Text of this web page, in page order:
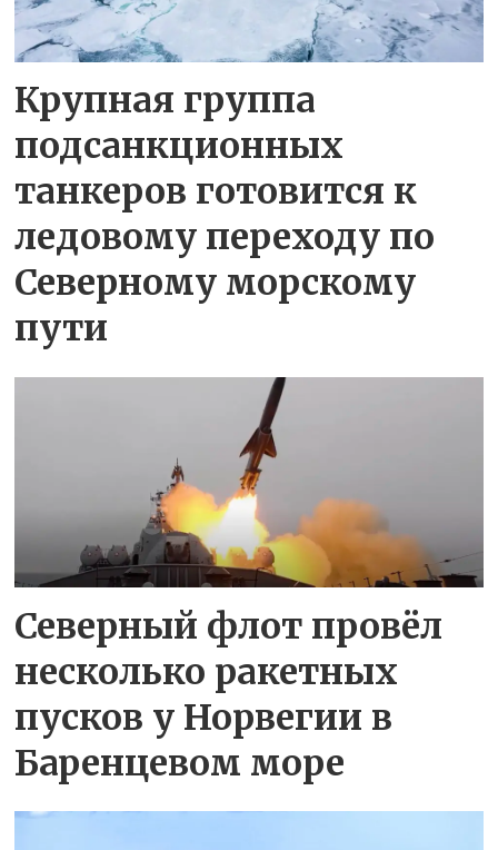
Крупная группа
подсанкционных
танкеров готовится к
ледовому переходу по
Северному морскому
пути
Северный флот провёл
несколько ракетных
пусков у Норвегии в
Баренцевом море